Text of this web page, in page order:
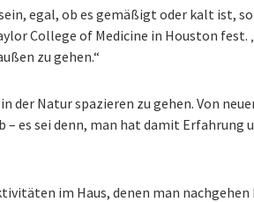
egal, ob es gemäßigt oder kalt ist,
College of Medicine in Houston fest.
zu gehen.“
der Natur spazieren zu gehen. Von
– es sei denn, man hat damit Erfahrung
im Haus, denen man nachgehen